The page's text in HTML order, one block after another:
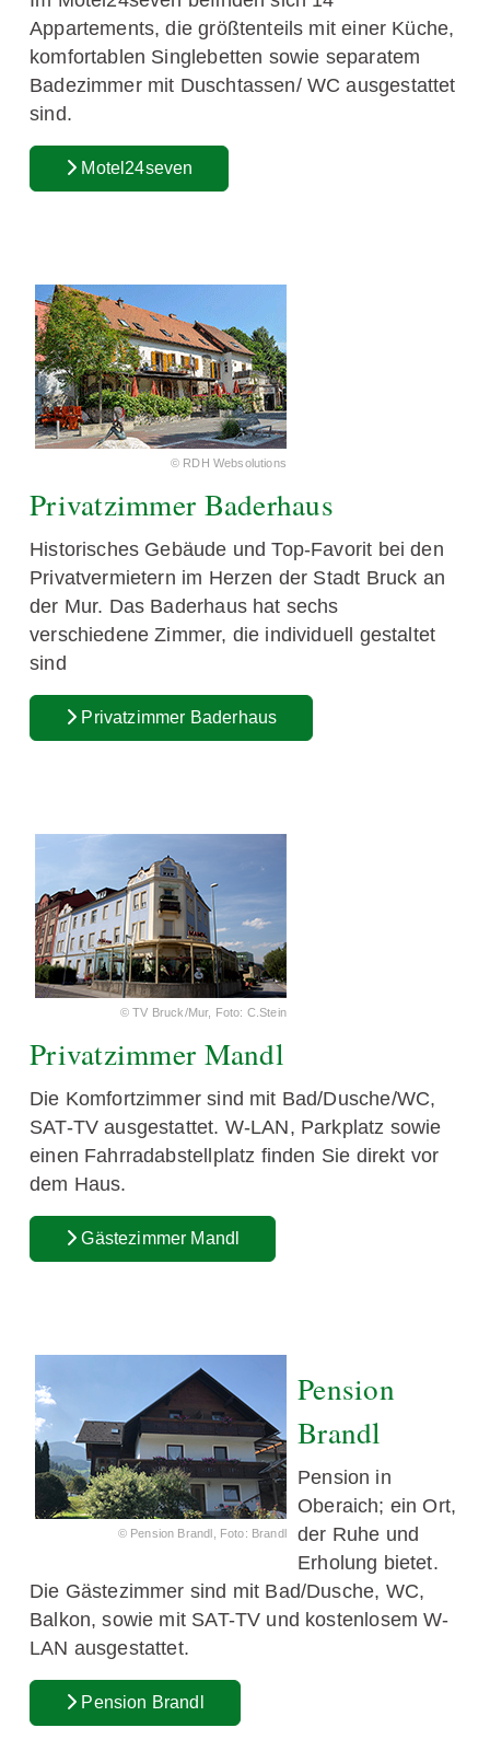
Appartements, die größtenteils mit einer Küche,
komfortablen Singlebetten sowie separatem
Badezimmer mit Duschtassen/ WC ausgestattet
sind.
Motel24seven
© RDH Websolutions
Privatzimmer Baderhaus
Historisches Gebäude und Top-Favorit bei den
Privatvermietern im Herzen der Stadt Bruck an
der Mur. Das Baderhaus hat sechs
verschiedene Zimmer, die individuell gestaltet
sind
Privatzimmer Baderhaus
© TV Bruck/Mur, Foto: C.Stein
Privatzimmer Mandl
Die Komfortzimmer sind mit Bad/Dusche/WC,
SAT-TV ausgestattet. W-LAN, Parkplatz sowie
einen Fahrradabstellplatz finden Sie direkt vor
dem Haus.
Gästezimmer Mandl
© Pension Brandl, Foto: Brandl
Pension
Brandl
Pension in
Oberaich; ein Ort,
der Ruhe und
Erholung bietet.
Die Gästezimmer sind mit Bad/Dusche, WC,
Balkon, sowie mit SAT-TV und kostenlosem W-
LAN ausgestattet.
Pension Brandl